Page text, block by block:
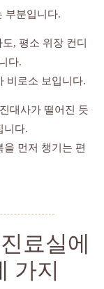
부분입니다.
, 평소 위장 컨디
다.
비로소 보입니다.
대사가 떨어진 듯
니다.
먼저 챙기는 편
료실에
가지